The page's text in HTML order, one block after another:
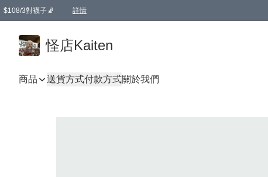
$108/3對襪子🧦 詳情
怪店Kaiten
商品 送貨方式付款方式關於我們